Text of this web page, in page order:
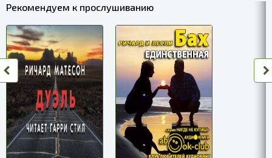
8
9
10
Рекомендуем к прослушиванию